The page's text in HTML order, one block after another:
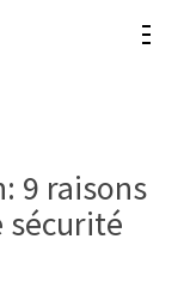
9 raisons
sécurité